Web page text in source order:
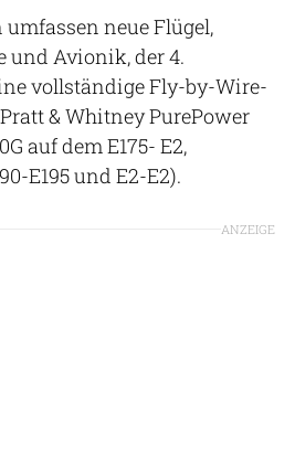
umfassen neue Flügel,
und Avionik, der 4.
vollständige Fly-by-Wire-
& Whitney PurePower
auf dem E175- E2,
E195 und E2-E2).
ANZEIGE